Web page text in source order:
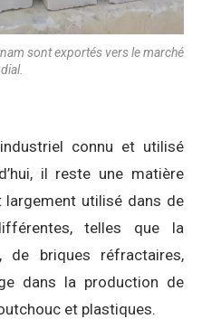
sont exportés vers le marché
connu et utilisé
il reste une matière
utilisé dans de
telles que la
de briques réfractaires,
dans la production de
et plastiques.